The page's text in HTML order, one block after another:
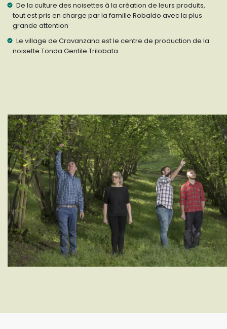
De la culture des noisettes à la création de leurs produits,
tout est pris en charge par la famille Robaldo avec la plus
grande attention
Le village de Cravanzana est le centre de production de la
noisette Tonda Gentile Trilobata